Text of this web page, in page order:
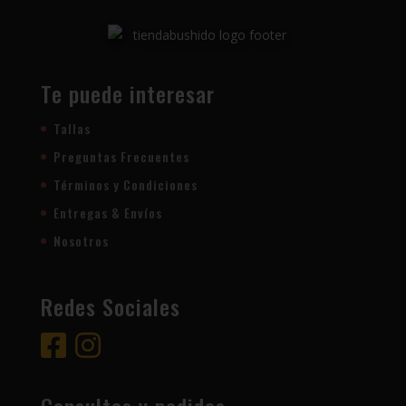
Te puede interesar
Tallas
Preguntas Frecuentes
Términos y Condiciones
Entregas & Envíos
Nosotros
Redes Sociales